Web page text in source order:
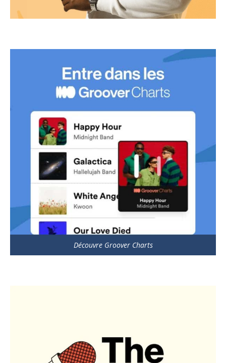
Découvre Groover Charts